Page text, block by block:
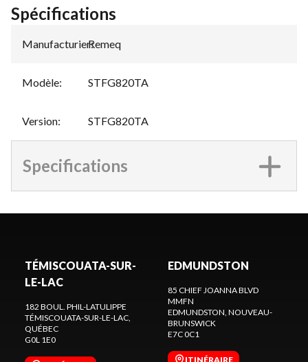
Spécifications
Manufacturier:
Remeq
Modèle: STFG820TA
Version: STFG820TA
Specifications
TÉMISCOUATA-SUR-
LE-LAC
182 BOUL. PHIL-LATULIPPE
TÉMISCOUATA-SUR-LE-LAC,
QUÉBEC
G0L 1E0
EDMUNDSTON
85 CHIEF JOANNA BLVD
MMFN
EDMUNDSTON, NOUVEAU-
BRUNSWICK
E7C 0C1
ITINÉRAIRE